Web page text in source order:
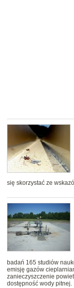
się skorzystać ze
badań 165 studiów
emisję gazów
zanieczyszczenie
dostępność wody pitnej.